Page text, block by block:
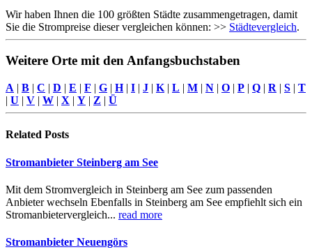
Wir haben Ihnen die 100 größten Städte zusammengetragen, damit
Sie die Strompreise dieser vergleichen können: >> Städtevergleich.
Weitere Orte mit den Anfangsbuchstaben
A | B | C | D | E | F | G | H| I | J | K | L | M | N | O | P | Q | R | S | T
| U | V | W | X | Y | Z | Ü
Related Posts
Stromanbieter Steinberg am See
Mit dem Stromvergleich in Steinberg am See zum passenden
Anbieter wechseln Ebenfalls in Steinberg am See empfiehlt sich ein
Stromanbietervergleich... read more
Stromanbieter Neuengörs